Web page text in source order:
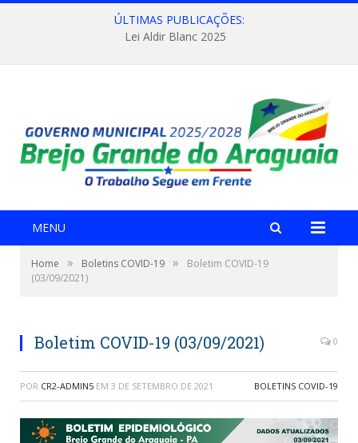
ÚLTIMAS PUBLICAÇÕES:
Lei Aldir Blanc 2025
MENU
Home » Boletins COVID-19 »
Boletim COVID-19
(03/09/2021)
Boletim COVID-19 (03/09/2021) 0
POR CR2-ADMIN5 EM 3 DE SETEMBRO DE 2021 BOLETINS COVID-19